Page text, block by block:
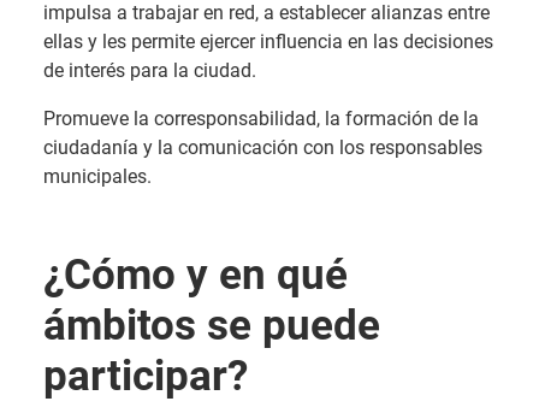
impulsa a trabajar en red, a establecer alianzas entre
ellas y les permite ejercer influencia en las decisiones
de interés para la ciudad.
Promueve la corresponsabilidad, la formación de la
ciudadanía y la comunicación con los responsables
municipales.
¿Cómo y en qué
ámbitos se puede
participar?